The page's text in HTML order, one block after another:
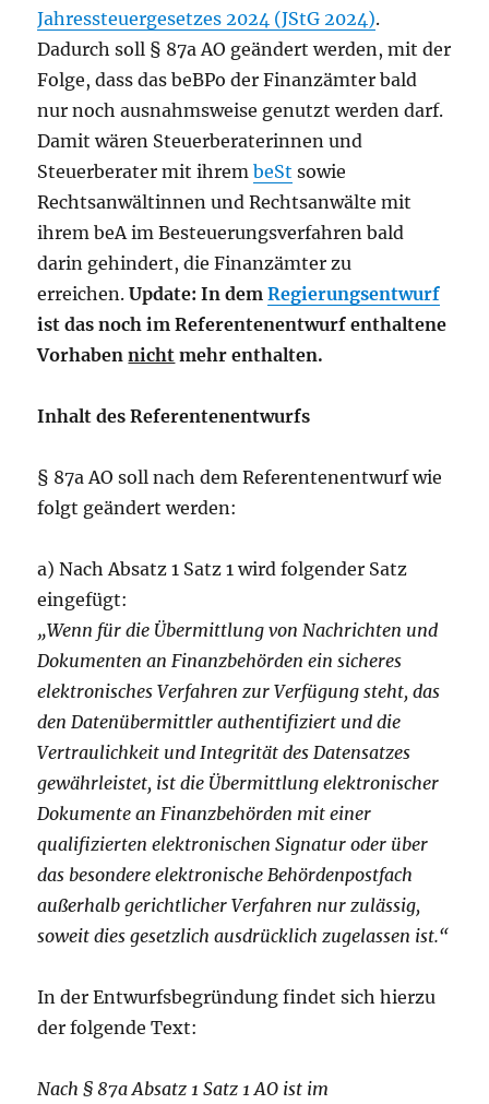
Jahressteuergesetzes 2024 (JStG 2024).
Dadurch soll § 87a AO geändert werden, mit der
Folge, dass das beBPo der Finanzämter bald
nur noch ausnahmsweise genutzt werden darf.
Damit wären Steuerberaterinnen und
Steuerberater mit ihrembeSt sowie
Rechtsanwältinnen und Rechtsanwälte mit
ihrem beA im Besteuerungsverfahren bald
darin gehindert, die Finanzämter zu
erreichen.Update: In demRegierungsentwurf
ist das noch im Referentenentwurf enthaltene
Vorhabennicht mehr enthalten.
Inhalt des Referentenentwurfs
§ 87a AO soll nach dem Referentenentwurf wie
folgt geändert werden:
a) Nach Absatz 1 Satz 1 wird folgender Satz
eingefügt:
„Wenn für die Übermittlung von Nachrichten und
Dokumenten an Finanzbehörden ein sicheres
elektronisches Verfahren zur Verfügung steht, das
den Datenübermittler authentifiziert und die
Vertraulichkeit und Integrität des Datensatzes
gewährleistet, ist die Übermittlung elektronischer
Dokumente an Finanzbehörden mit einer
qualifizierten elektronischen Signatur oder über
das besondere elektronischeBehördenpostfach
außerhalb gerichtlicher Verfahren nur zulässig,
soweit dies gesetzlich ausdrücklich zugelassen ist.“
In der Entwurfsbegründung findet sich hierzu
der folgende Text:
Nach § 87a Absatz 1 Satz 1 AO ist im